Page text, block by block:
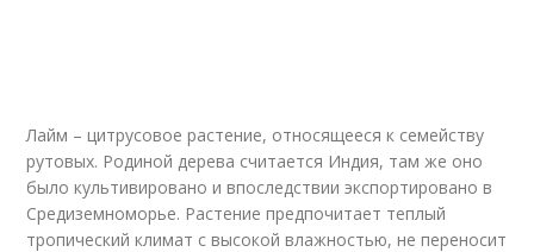
Лайм – цитрусовое растение, относящееся к семейству
рутовых. Родиной дерева считается Индия, там же оно
было культивировано и впоследствии экспортировано в
Средиземноморье. Растение предпочитает теплый
тропический климат с высокой влажностью, не переносит